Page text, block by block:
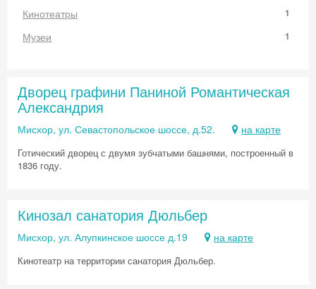
Кинотеатры 1
Музеи 1
Дворец графини Паниной Романтическая
Александрия
Мисхор, ул. Севастопольское шоссе, д.52. на карте
Готический дворец с двумя зубчатыми башнями, построенный в
1836 году.
Кинозал санатория Дюльбер
Мисхор, ул. Алупкинское шоссе д.19 на карте
Кинотеатр на территории санатория Дюльбер.